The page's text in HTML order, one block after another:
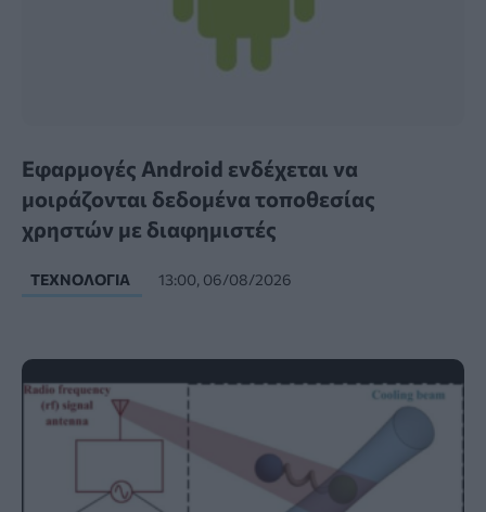
Εφαρμογές Android ενδέχεται να
μοιράζονται δεδομένα τοποθεσίας
χρηστών με διαφημιστές
ΤΕΧΝΟΛΟΓΊΑ 13:00, 06/08/2026